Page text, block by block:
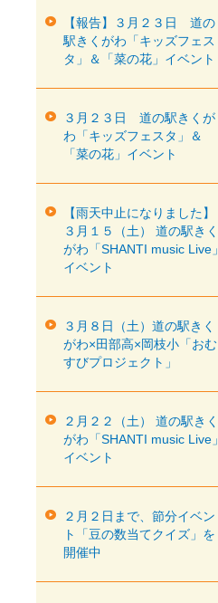
【報告】３月２３日 道の
駅きくがわ「キッズフェス
タ」＆「菜の花」イベント
３月２３日 道の駅きくが
わ「キッズフェスタ」＆
「菜の花」イベント
【雨天中止になりました】
３月１５（土） 道の駅きく
がわ「SHANTI music Live」
イベント
３月８日（土）道の駅きく
がわ×田部高×岡枝小「おむ
すびプロジェクト」
２月２２（土） 道の駅きく
がわ「SHANTI music Live」
イベント
２月２日まで、節分イベン
ト「豆の数当てクイズ」を
開催中